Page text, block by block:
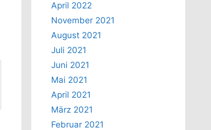
April 2022
November 2021
August 2021
Juli 2021
Juni 2021
Mai 2021
April 2021
März 2021
Februar 2021